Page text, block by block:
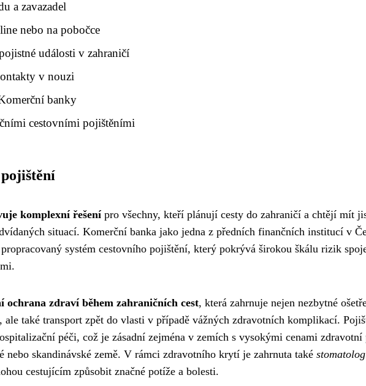
a zavazadel
nebo na pobočce
události v zahraničí
v nouzi
banky
cestovními pojištěními
komplexní řešenípro všechny, kteří plánují cesty do zahraničí a chtějí mít
situací. Komerční banka jako jedna z předních finančních institucí v
systém cestovního pojištění, který pokrývá širokou škálu rizik
ochrana zdraví během zahraničních cest, která zahrnuje nejen nezbytné
ale také transport zpět do vlasti v případě vážných zdravotních komplikací.
péči, což je zásadní zejména v zemích s vysokými cenami zdravotní
nebo skandinávské země. V rámci zdravotního krytí je zahrnuta také
cestujícím způsobit značné potíže a bolesti.